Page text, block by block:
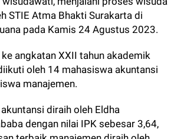
STIE Atma Bhakti Surakarta di
pada Kamis 24 Agustus 2023.
angkatan XXII tahun akademik
oleh 14 mahasiswa akuntansi
manajemen.
diraih oleh Eldha
dengan nilai IPK sebesar 3,64,